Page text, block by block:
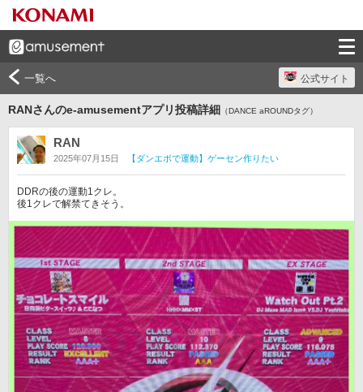
一覧へ 公式サイト
RANさんのe-amusementアプリ投稿詳細 （DANCE aROUNDタグ）
RAN
2025年07月15日 【ダンエボで運動】ゲーセン作りたい
DDRの後の運動1クレ。
後1クレで解禁てきそう。